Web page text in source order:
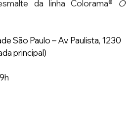
da linha Colorama® O
São Paulo – Av. Paulista, 1230
principal)